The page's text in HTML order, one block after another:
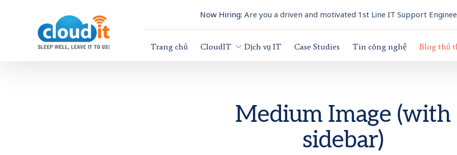
Now Hiring: Are you a driven and motivated 1st Line IT Support
Trang chủ CloudIT Dịch vụ IT Case Studies Tin công nghệ Blog thủ
Medium Image (with
sidebar)